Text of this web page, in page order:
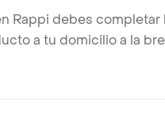
Rappi debes
a tu domicilio a la